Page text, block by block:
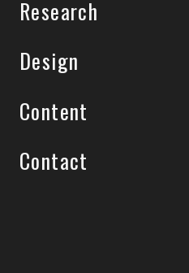
Research
Design
Content
Contact